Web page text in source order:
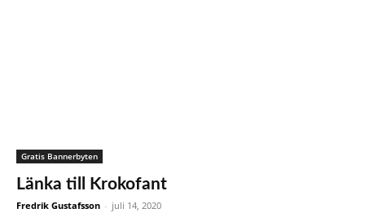
Gratis Bannerbyten
Länka till Krokofant
Fredrik Gustafsson - juli 14, 2020